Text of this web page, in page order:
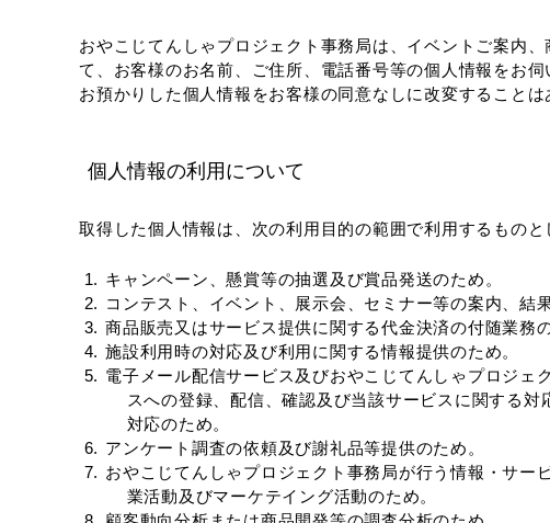
おやこじてんしゃプロジェクト事務局は、イベントご案内
て、お客様のお名前、ご住所、電話番号等の個人情報をお
お預かりした個人情報をお客様の同意なしに改変することは
個人情報の利用について
取得した個人情報は、次の利用目的の範囲で利用するものと
キャンペーン、懸賞等の抽選及び賞品発送のため。
コンテスト、イベント、展示会、セミナー等の案内、結
商品販売又はサービス提供に関する代金決済の付随業務の
施設利用時の対応及び利用に関する情報提供のため。
電子メール配信サービス及びおやこじてんしゃプロジ
スへの登録、配信、確認及び当該サービスに関する
対応のため。
アンケート調査の依頼及び謝礼品等提供のため。
おやこじてんしゃプロジェクト事務局が行う情報・サ
業活動及びマーケテイング活動のため。